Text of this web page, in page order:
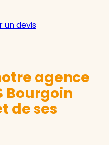
un devis
agence
Bourgoin
de ses